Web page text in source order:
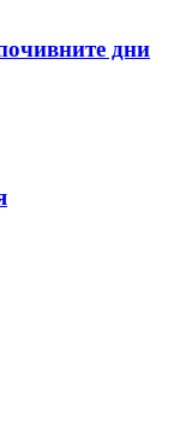
дни